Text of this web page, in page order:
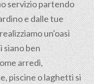
servizio partendo
e dalle tue
un'oasi
siano ben
arredi,
piscine o laghetti si